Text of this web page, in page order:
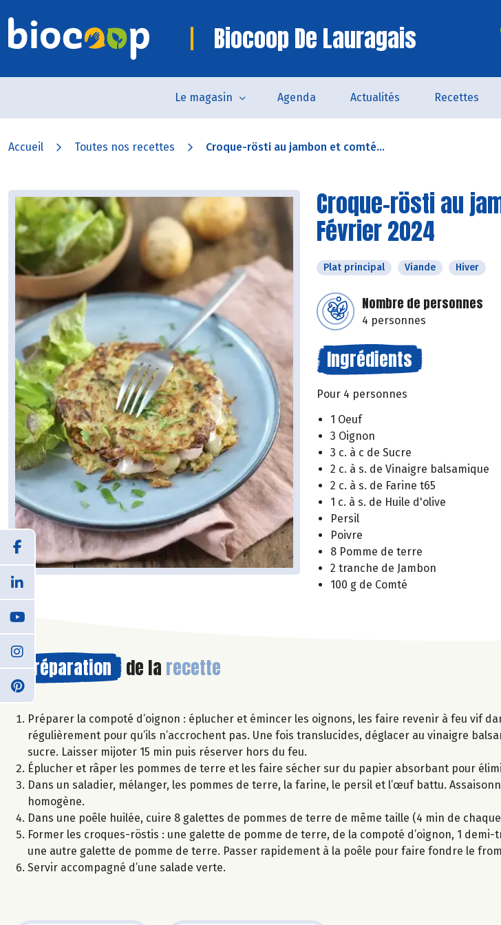
Biocoop De Lauragais
Le magasin Agenda Actualités Recettes
Accueil Toutes nos recettes Croque-rösti au jambon et comté...
Croque-rösti au
Février 2024
Plat principal Viande Hiver
Nombre de personnes
4 personnes
Ingrédients
Pour 4 personnes
1 Oeuf
3 Oignon
3 c. à c de Sucre
2 c. à s. de Vinaigre balsamique
2 c. à s. de Farine t65
1 c. à s. de Huile d'olive
Persil
Poivre
8 Pomme de terre
2 tranche de Jambon
100 g de Comté
Préparation de la recette
Préparer la compoté d’oignon : éplucher et émincer les oignons, les faire revenir à feu vif
régulièrement pour qu’ils n’accrochent pas. Une fois translucides, déglacer au vinaigre
sucre. Laisser mijoter 15 min puis réserver hors du feu.
Éplucher et râper les pommes de terre et les faire sécher sur du papier absorbant pour
Dans un saladier, mélanger, les pommes de terre, la farine, le persil et l’œuf battu.
homogène.
Dans une poêle huilée, cuire 8 galettes de pommes de terre de même taille (4 min de
Former les croques-röstis : une galette de pomme de terre, de la compoté d’oignon, 1
une autre galette de pomme de terre. Passer rapidement à la poêle pour faire fondre le
Servir accompagné d’une salade verte.